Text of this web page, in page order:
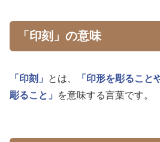
「印刻」の意味
「印刻」 とは、
「印形を彫ること
彫ること」
を意味する言葉です。